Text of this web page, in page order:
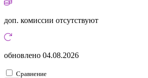
доп. комиссии отсутствуют
обновлено 04.08.2026
Сравнение